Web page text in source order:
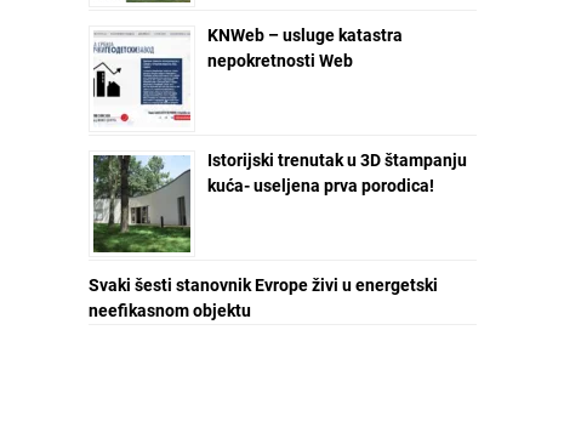
KNWeb – usluge katastra
nepokretnosti Web
Istorijski trenutak u 3D štampanju
kuća- useljena prva porodica!
Svaki šesti stanovnik Evrope živi u energetski
neefikasnom objektu